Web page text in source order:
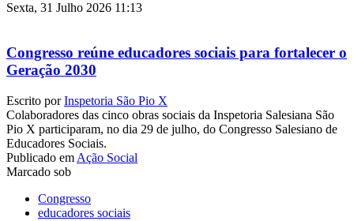
Sexta, 31 Julho 2026 11:13
Congresso reúne educadores sociais para fortalecer o
Geração 2030
Escrito porInspetoria São Pio X
Colaboradores das cinco obras sociais da Inspetoria Salesiana São
Pio X participaram, no dia 29 de julho, do Congresso Salesiano de
Educadores Sociais.
Publicado em Ação Social
Marcado sob
Congresso
educadores sociais